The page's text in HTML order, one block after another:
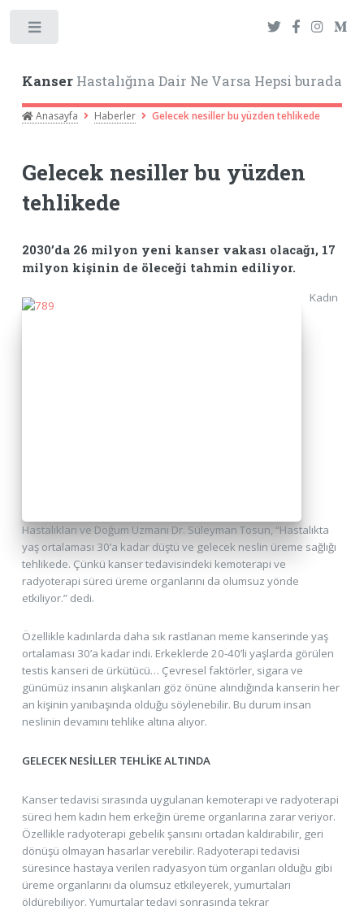
KanserHastalığına Dair Ne Varsa Hepsi burada
Anasayfa Haberler Gelecek nesiller bu yüzden tehlikede
Gelecek nesiller bu yüzden
tehlikede
2030’da 26 milyon yeni kanser vakası olacağı, 17
milyon kişinin de öleceği tahmin ediliyor.
Kadın
Hastalıkları ve Doğum Uzmanı Dr. Süleyman Tosun, “Hastalıkta
yaş ortalaması 30’a kadar düştü ve gelecek neslin üreme sağlığı
tehlikede. Çünkü kanser tedavisindeki kemoterapi ve
radyoterapi süreci üreme organlarını da olumsuz yönde
etkiliyor.” dedi.
Özellikle kadınlarda daha sık rastlanan meme kanserinde yaş
ortalaması 30’a kadar indi. Erkeklerde 20-40’li yaşlarda görülen
testis kanseri de ürkütücü… Çevresel faktörler, sigara ve
günümüz insanın alışkanları göz önüne alındığında kanserin her
an kişinin yanıbaşında olduğu söylenebilir. Bu durum insan
neslinin devamını tehlike altına alıyor.
GELECEK NESİLLER TEHLİKE ALTINDA
Kanser tedavisi sırasında uygulanan kemoterapi ve radyoterapi
süreci hem kadın hem erkeğin üreme organlarına zarar veriyor.
Özellikle radyoterapi gebelik şansını ortadan kaldırabilir, geri
dönüşü olmayan hasarlar verebilir. Radyoterapi tedavisi
süresince hastaya verilen radyasyon tüm organları olduğu gibi
üreme organlarını da olumsuz etkileyerek, yumurtaları
öldürebiliyor. Yumurtalar tedavi sonrasında tekrar